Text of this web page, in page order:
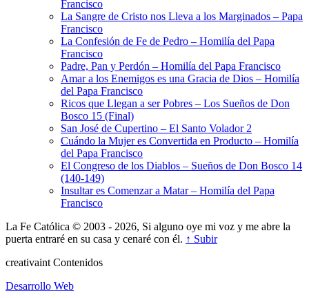
Francisco
La Sangre de Cristo nos Lleva a los Marginados – Papa
Francisco
La Confesión de Fe de Pedro – Homilía del Papa
Francisco
Padre, Pan y Perdón – Homilía del Papa Francisco
Amar a los Enemigos es una Gracia de Dios – Homilía
del Papa Francisco
Ricos que Llegan a ser Pobres – Los Sueños de Don
Bosco 15 (Final)
San José de Cupertino – El Santo Volador 2
Cuándo la Mujer es Convertida en Producto – Homilía
del Papa Francisco
El Congreso de los Diablos – Sueños de Don Bosco 14
(140-149)
Insultar es Comenzar a Matar – Homilía del Papa
Francisco
La Fe Católica © 2003 - 2026, Si alguno oye mi voz y me abre la
puerta entraré en su casa y cenaré con él. ↑ Subir
creativaint Contenidos
Desarrollo Web